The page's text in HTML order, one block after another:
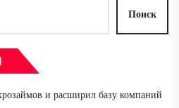
Поиск
и расширил базу компаний